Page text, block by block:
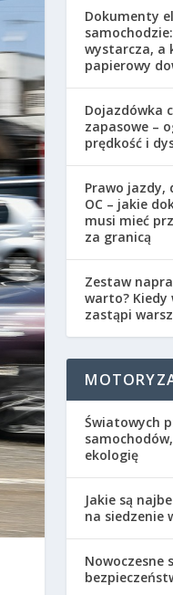
Dokumenty
wystarcza, a
papierowy
Dojazdówka
zapasowe –
prędkość i
Prawo jazdy,
OC – jakie
musi mieć
za granicą
Zestaw
warto? Kiedy
zastąpi
Światowych
ekologię
Jakie są
na siedzenie
Nowoczesne